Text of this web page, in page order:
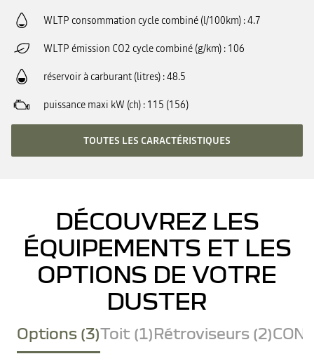
WLTP consommation cycle combiné (l/100km) 4.7
WLTP émission CO2 cycle combiné (g/km) 106
réservoir à carburant (litres) 48.5
puissance maxi kW (ch) 115 (156)
TOUTES LES CARACTÉRISTIQUES
DÉCOUVREZ LES
ÉQUIPEMENTS ET LES
OPTIONS DE VOTRE
DUSTER
Options (3)Toit (1)Rétroviseurs (2)